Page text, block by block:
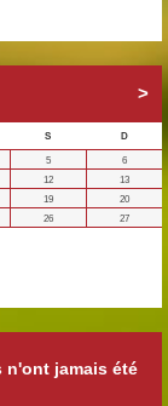
S
D
5
6
12
13
19
20
26
27
n'ont jamais été